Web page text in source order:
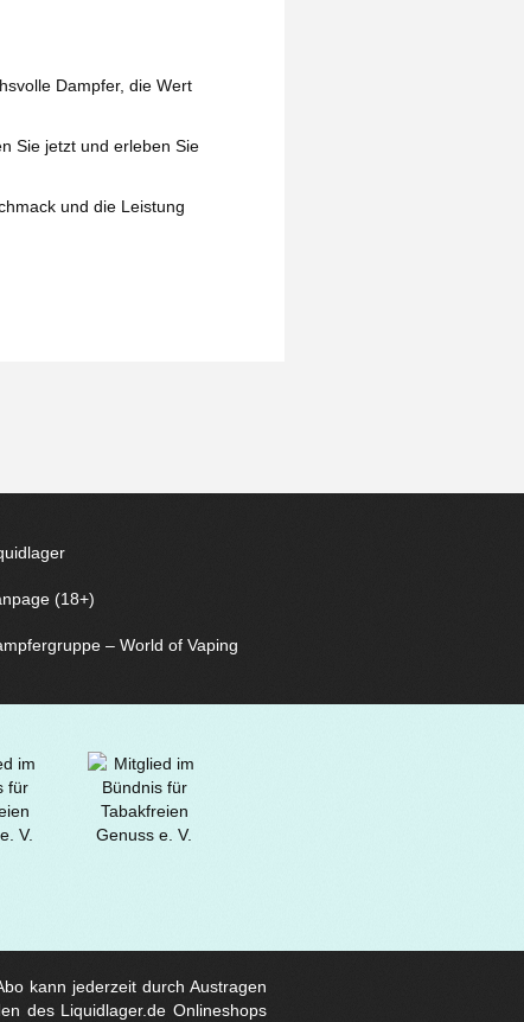
Dampfer, die Wert
Sie jetzt und erleben Sie
und die Leistung
(18+)
– World of Vaping
kann jederzeit durch Austragen
des Liquidlager.de Onlineshops